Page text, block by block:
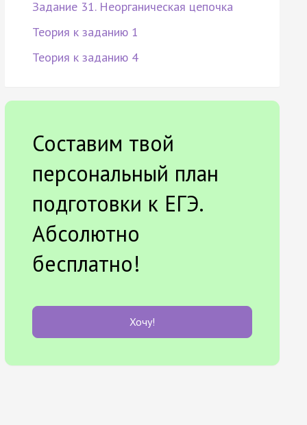
Задание 31. Неорганическая цепочка
Теория к заданию 1
Теория к заданию 4
Составим твой
персональный план
подготовки к ЕГЭ.
Абсолютно
бесплатно!
Хочу!